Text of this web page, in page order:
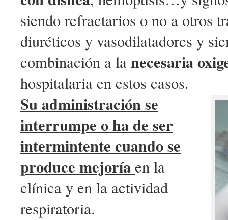
siendo refractarios o no a otros
diuréticos y vasodilatadores y
combinación a lanecesaria
hospitalaria en estos casos.
Su administración se
interrumpe o ha de ser
intermintente cuando se
produce mejoríaen la
clínica y en la actividad
respiratoria.